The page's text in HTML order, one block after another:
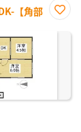
【角部
に入